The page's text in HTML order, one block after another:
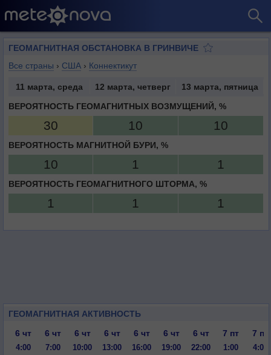
ГЕОМАГНИТНАЯ ОБСТАНОВКА В ГРИНВИЧЕ
Все страны › США › Коннектикут
11 марта, среда 12 марта, четверг
13 марта, пятница
ВЕРОЯТНОСТЬ ГЕОМАГНИТНЫХ ВОЗМУЩЕНИЙ, %
30 10 10
ВЕРОЯТНОСТЬ МАГНИТНОЙ БУРИ, %
10 1 1
ВЕРОЯТНОСТЬ ГЕОМАГНИТНОГО ШТОРМА, %
1 1 1
ГЕОМАГНИТНАЯ АКТИВНОСТЬ
6 чт
6 чт 6 чт 6 чт 6 чт 6 чт 6 чт 7 пт 7 пт
4:00 7:00 10:00 13:00 16:00 19:00 22:00 1:00 4:00